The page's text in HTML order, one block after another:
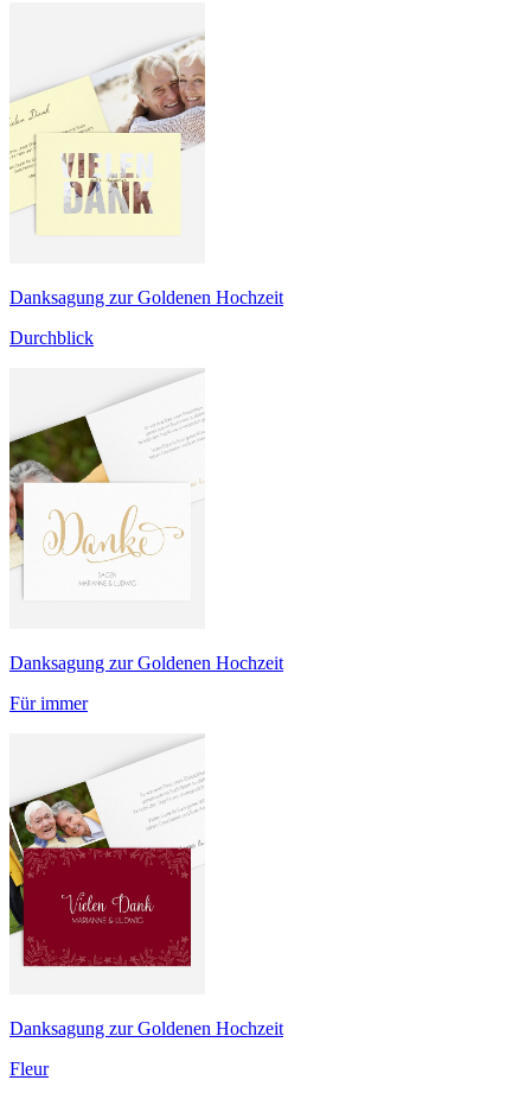
Danksagung zur Goldenen Hochzeit
Durchblick
Danksagung zur Goldenen Hochzeit
Für immer
Danksagung zur Goldenen Hochzeit
Fleur